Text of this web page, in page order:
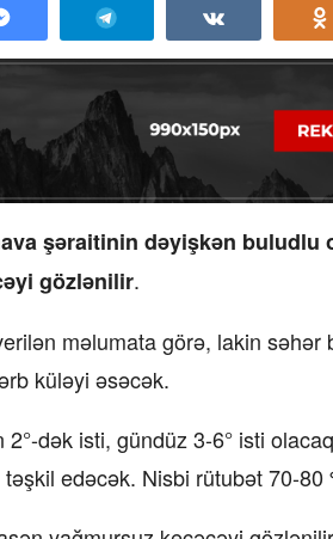
şəraitinin dəyişkən buludlu
gözlənilir.
məlumata görə, lakin səhər
küləyi əsəcək.
dək isti, gündüz 3-6° isti
edəcək. Nisbi rütubət 70-80